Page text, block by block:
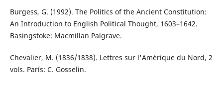
Burgess, G. (1992). The Politics of the Ancient Constitution:
An Introduction to English Political Thought, 1603–1642.
Basingstoke: Macmillan Palgrave.
Chevalier, M. (1836/1838). Lettres sur l'Amérique du Nord, 2
vols. París: C. Gosselin.